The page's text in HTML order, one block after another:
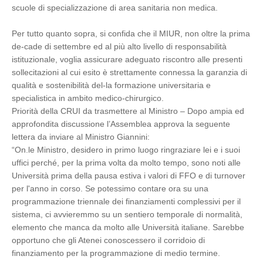
scuole di specializzazione di area sanitaria non medica.
Per tutto quanto sopra, si confida che il MIUR, non oltre la prima
de-cade di settembre ed al più alto livello di responsabilità
istituzionale, voglia assicurare adeguato riscontro alle presenti
sollecitazioni al cui esito è strettamente connessa la garanzia di
qualità e sostenibilità del-la formazione universitaria e
specialistica in ambito medico-chirurgico.
Priorità della CRUI da trasmettere al Ministro – Dopo ampia ed
approfondita discussione l’Assemblea approva la seguente
lettera da inviare al Ministro Giannini:
“On.le Ministro, desidero in primo luogo ringraziare lei e i suoi
uffici perché, per la prima volta da molto tempo, sono noti alle
Università prima della pausa estiva i valori di FFO e di turnover
per l'anno in corso. Se potessimo contare ora su una
programmazione triennale dei finanziamenti complessivi per il
sistema, ci avvieremmo su un sentiero temporale di normalità,
elemento che manca da molto alle Università italiane. Sarebbe
opportuno che gli Atenei conoscessero il corridoio di
finanziamento per la programmazione di medio termine.